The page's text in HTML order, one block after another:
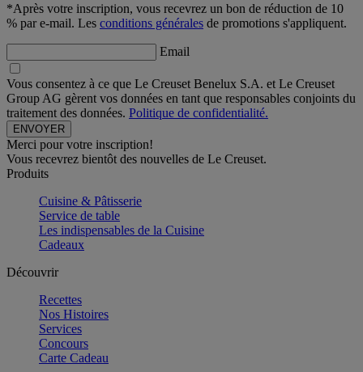
*Après votre inscription, vous recevrez un bon de réduction de 10
% par e-mail. Les conditions générales de promotions s'appliquent.
Email
Vous consentez à ce que Le Creuset Benelux S.A. et Le Creuset
Group AG gèrent vos données en tant que responsables conjoints du
traitement des données. Politique de confidentialité.
Merci pour votre inscription!
Vous recevrez bientôt des nouvelles de Le Creuset.
Produits
Cuisine & Pâtisserie
Service de table
Les indispensables de la Cuisine
Cadeaux
Découvrir
Recettes
Nos Histoires
Services
Concours
Carte Cadeau